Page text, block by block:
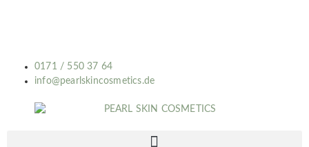
0171 / 550 37 64
info@pearlskincosmetics.de